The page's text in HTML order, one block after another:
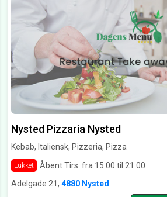
Nysted Pizzaria Nysted
Kebab, Italiensk, Pizzeria, Pizza
Lukket Åbent Tirs. fra 15:00 til 21:00
Adelgade 21, 4880 Nysted